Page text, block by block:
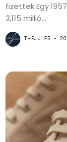
fizettek Egy
3,115 millió...
THEJULES